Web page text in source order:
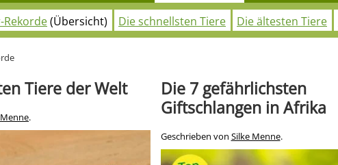
Rekorde(Übersicht) Die schnellsten Tiere Die ältesten Tiere
Tiere der Welt
.
Die 7 gefährlichsten
Giftschlangen in Afrika
Geschrieben von Silke Menne.